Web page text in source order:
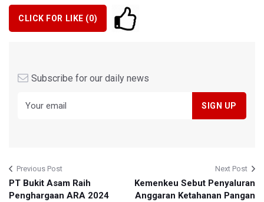
CLICK FOR LIKE (0)
Subscribe for our daily news
Previous Post
PT Bukit Asam Raih
Penghargaan ARA 2024
Next Post
Kemenkeu Sebut Penyaluran
Anggaran Ketahanan Pangan